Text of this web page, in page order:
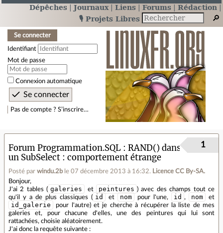
Dépêches Journaux Liens Forums
Rédaction
🎙️ Projets Libres
Se connecter
Identifiant
Mot de passe
Connexion automatique
Pas de compte ? S’inscrire…
Forum Programmation.SQL
RAND() dans
un SubSelect : comportement étrange
Posté par windu.2b le 07 décembre 2013 à 16:32. Licence CC By‑SA.
1
Bonjour,
J'ai 2 tables ( galeries et peintures ) avec des champs tout ce
qu'il y a de plus classiques ( id et nom pour l'une, id , nom et
id_galerie
pour l'autre) et je cherche à récupérer la liste de mes
galeries et, pour chacune d'elles, une des peintures qui lui sont
rattachées, choisie aléatoirement.
J'ai donc la requête suivante :